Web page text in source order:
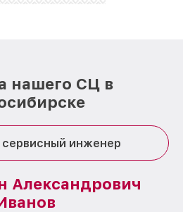
нашего СЦ в
инженер
Александрович